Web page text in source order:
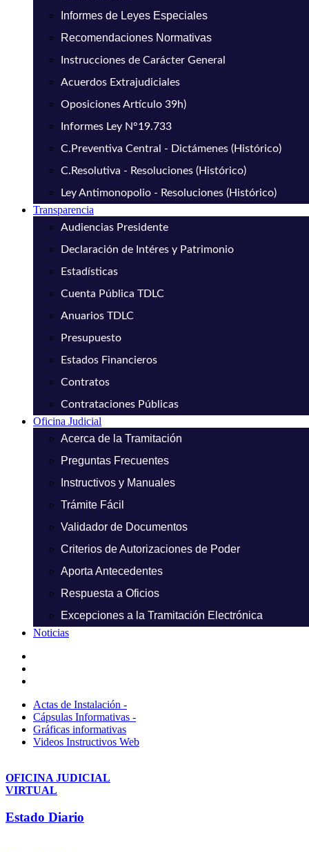
Informes de Leyes Especiales
Recomendaciones Normativas
Instrucciones de Carácter General
Acuerdos Extrajudiciales
Oposiciones Artículo 39h)
Informes Ley N°19.733
C.Preventiva Central - Dictámenes (Histórico)
C.Resolutiva - Resoluciones (Histórico)
Ley Antimonopolio - Resoluciones (Histórico)
Transparencia
Audiencias Presidente
Declaración de Intéres y Patrimonio
Estadísticas
Cuenta Pública TDLC
Anuarios TDLC
Presupuesto
Estados Financieros
Contratos
Contrataciones Públicas
Oficina Judicial
Acerca de la Tramitación
Preguntas Frecuentes
Instructivos y Manuales
Trámite Fácil
Validador de Documentos
Criterios de Autorizaciones de Poder
Aporta Antecedentes
Respuesta a Oficios
Excepciones a la Tramitación Electrónica
Noticias
Actas de Instalación -
Cápsulas Informativas -
Gráficas informativas
Videos Instructivos Web
OFICINA JUDICIAL
VIRTUAL
Estado Diario